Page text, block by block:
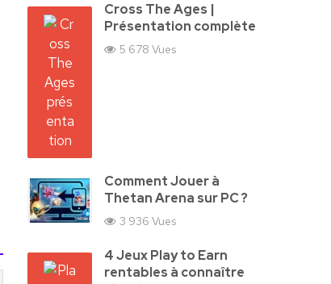
Cross The Ages |
Présentation complète
5 678 Vues
Comment Jouer à
Thetan Arena sur PC ?
3 936 Vues
4 Jeux Play to Earn
rentables à connaître